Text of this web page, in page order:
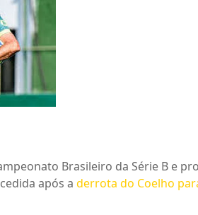
Brasileiro da Série B e
após a derrota do Coelho